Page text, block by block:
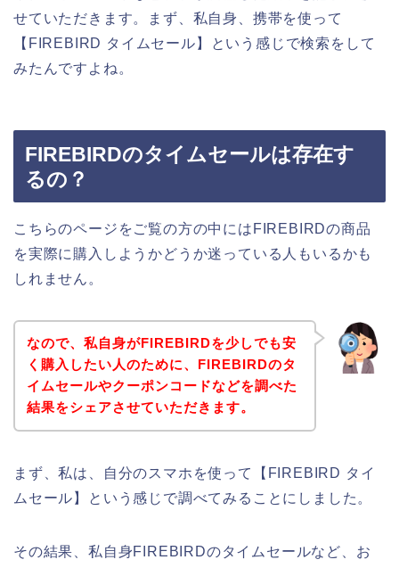
せていただきます。まず、私自身、携帯を使って
【FIREBIRD タイムセール】という感じで検索をして
みたんですよね。
FIREBIRDのタイムセールは存在す
るの？
こちらのページをご覧の方の中にはFIREBIRDの商品
を実際に購入しようかどうか迷っている人もいるかも
しれません。
なので、私自身がFIREBIRDを少しでも安
く購入したい人のために、FIREBIRDのタ
イムセールやクーポンコードなどを調べた
結果をシェアさせていただきます。
まず、私は、自分のスマホを使って【FIREBIRD タイ
ムセール】という感じで調べてみることにしました。
その結果、私自身FIREBIRDのタイムセールなど、お